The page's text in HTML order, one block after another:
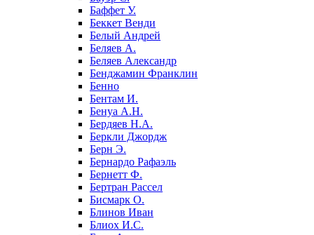
Баффет У.
Беккет Венди
Белый Андрей
Беляев А.
Беляев Александр
Бенджамин Франклин
Бенно
Бентам И.
Бенуа А.Н.
Бердяев Н.А.
Беркли Джордж
Берн Э.
Бернардо Рафаэль
Бернетт Ф.
Бертран Рассел
Бисмарк О.
Блинов Иван
Блиох И.С.